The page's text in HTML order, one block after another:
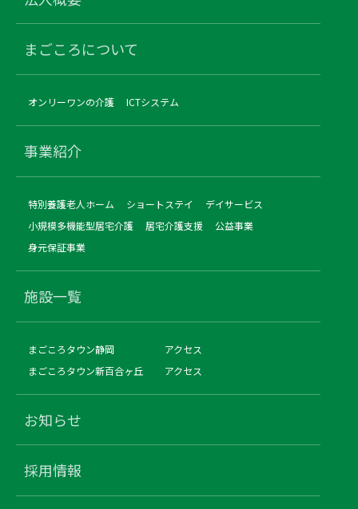
まごころについて
オンリーワンの介護 ICTシステム
事業紹介
特別養護老人ホーム ショートステイ
デイサービス
小規模多機能型居宅介護
居宅介護支援
公益事業
身元保証事業
施設一覧
まごころタウン静岡
アクセス
まごころタウン新百合ヶ丘
アクセス
お知らせ
採用情報